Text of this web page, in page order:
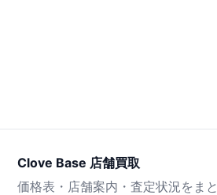
Clove Base 店舗買取
価格表・店舗案内・査定状況をま